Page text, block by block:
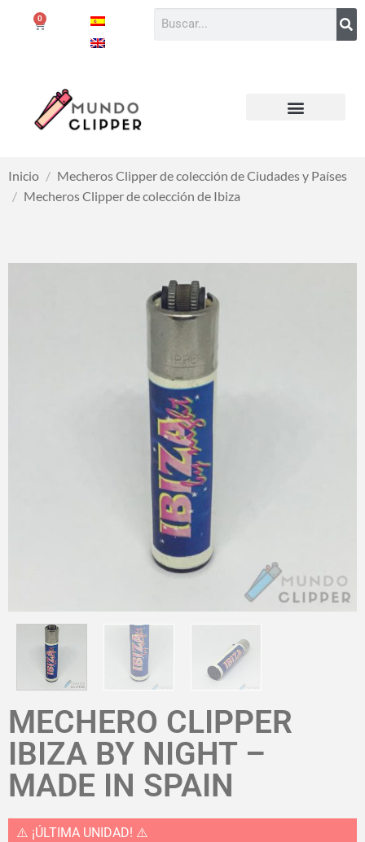
0
Inicio / Mecheros Clipper de colección de Ciudades y Países
/ Mecheros Clipper de colección de Ibiza
MECHERO CLIPPER
IBIZA BY NIGHT –
MADE IN SPAIN
⚠️ ¡ÚLTIMA UNIDAD! ⚠️